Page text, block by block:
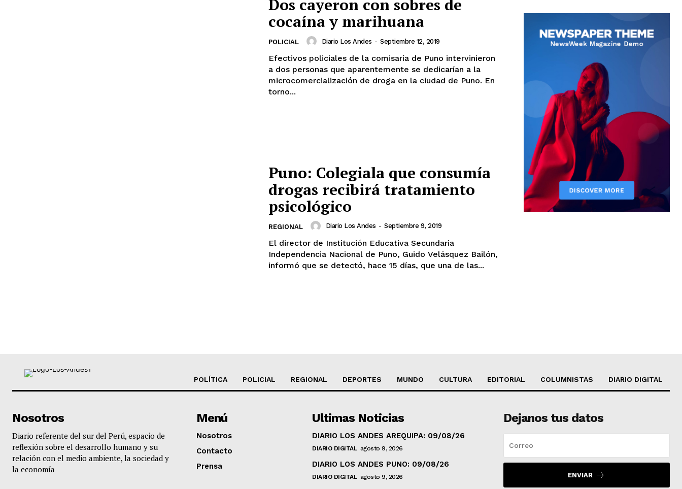
Dos cayeron con sobres de
cocaína y marihuana
POLICIAL Diario Los Andes - Septiembre 12, 2019
Efectivos policiales de la comisaría de Puno intervinieron
a dos personas que aparentemente se dedicarían a la
microcomercialización de droga en la ciudad de Puno. En
torno...
Puno: Colegiala que consumía
drogas recibirá tratamiento
psicológico
REGIONAL Diario Los Andes - Septiembre 9, 2019
El director de Institución Educativa Secundaria
Independencia Nacional de Puno, Guido Velásquez Bailón,
informó que se detectó, hace 15 días, que una de las...
POLÍTICA POLICIAL REGIONAL DEPORTES MUNDO CULTURA EDITORIAL COLUMNISTAS DIARIO DIGITAL
Nosotros
Diario referente del sur del Perú, espacio de
reflexión sobre el desarrollo humano y su
relación con el medio ambiente, la sociedad y
la economía
Menú
Nosotros
Contacto
Prensa
Ultimas Noticias
DIARIO LOS ANDES AREQUIPA: 09/08/26
DIARIO DIGITAL agosto 9, 2026
DIARIO LOS ANDES PUNO: 09/08/26
DIARIO DIGITAL agosto 9, 2026
Dejanos tus datos
ENVIAR